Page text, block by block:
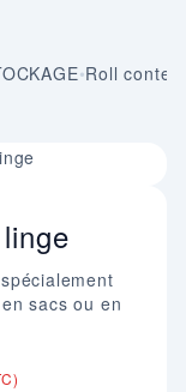
•Roll
sacs ou en